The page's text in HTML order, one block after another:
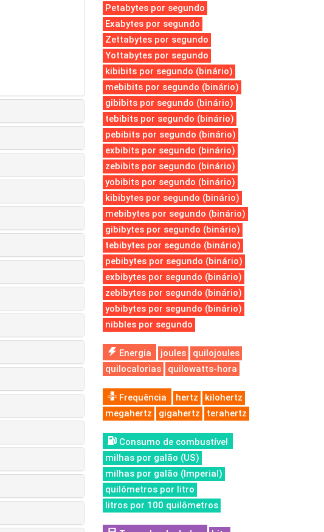
Petabytes por segundo
Exabytes por segundo
Zettabytes por segundo
Yottabytes por segundo
kibibits por segundo (binário)
mebibits por segundo (binário)
gibibits por segundo (binário)
tebibits por segundo (binário)
pebibits por segundo (binário)
exbibits por segundo (binário)
zebibits por segundo (binário)
yobibits por segundo (binário)
kibibytes por segundo (binário)
mebibytes por segundo (binário)
gibibytes por segundo (binário)
tebibytes por segundo (binário)
pebibytes por segundo (binário)
exbibytes por segundo (binário)
zebibytes por segundo (binário)
yobibytes por segundo (binário)
nibbles por segundo
Energia joules
quilojoules
quilocalorias
quilowatts-hora
Frequência hertz
kilohertz
megahertz
gigahertz terahertz
Consumo de combustível
milhas por galão (US)
milhas por galão (Imperial)
quilómetros por litro
litros por 100 quilômetros